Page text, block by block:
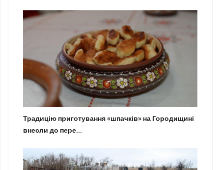
Традицію приготування «шпачків» на Городищині
внесли до пере...